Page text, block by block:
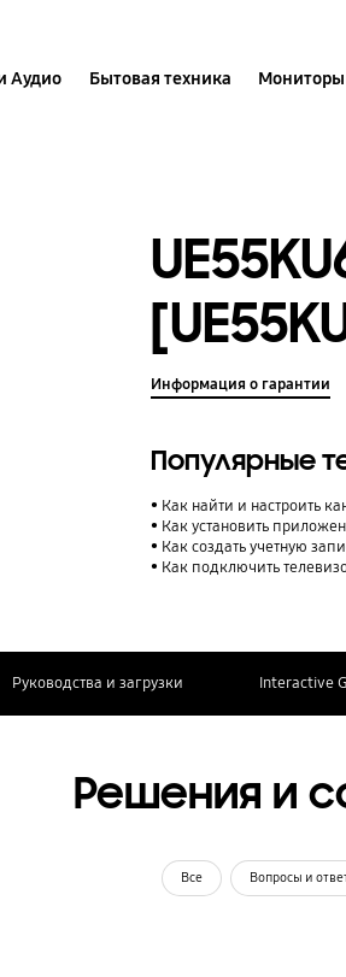
Аудио Бытовая техника
Информация о гарантии
Популярные
Как найти и настроить
Как установить
Как создать учетную
Как подключить
Руководства и загрузки Interactive
Решения и
Все Вопросы и